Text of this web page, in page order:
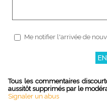
Me notifier l'arrivée de
Tous les commentaires
aussitôt supprimés par le
Signaler un abus